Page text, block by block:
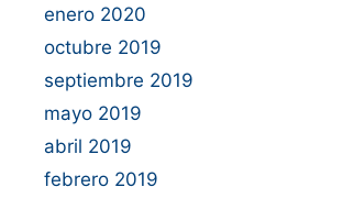
enero 2020
octubre 2019
septiembre 2019
mayo 2019
abril 2019
febrero 2019